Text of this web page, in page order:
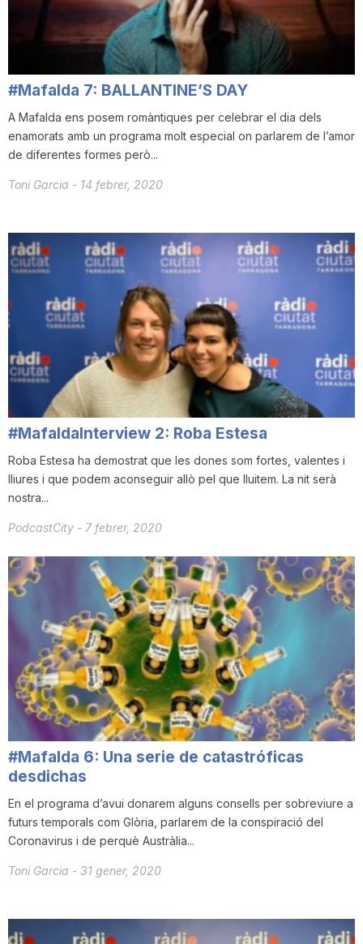
T
a
a
o
a
#Mafalda 7: BALLANTINE’S DAY
A Mafalda ens posem romàntiques per celebrar el dia dels
enamorats amb un programa molt especial on parlarem de l’amor
de diferentes formes però...
Toni Garcia - 14 febrer, 2020
#MafaldaInterview 2: Roba Estesa
Roba Estesa ha demostrat que les dones som fortes, valentes i
lliures i que podem aconseguir allò pel que lluitem. La nit serà
nostra...
PodcastCity - 7 febrer, 2020
#Mafalda 6: Una serie de catastróficas
desdichas
En el programa d’avui donarem alguns consells per sobreviure a
futurs temporals com Glòria, parlarem de la conspiració del
Coronavirus i de perquè Austràlia...
Toni Garcia - 31 gener, 2020